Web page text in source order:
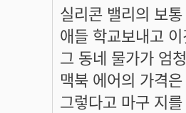
실리콘 밸리의 보
애들 학교보내고
그 동네 물가가 엄
맥북 에어의 가격
그렇다고 마구 지